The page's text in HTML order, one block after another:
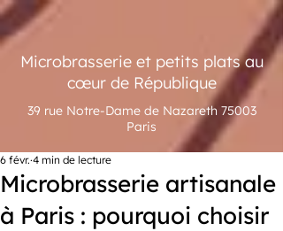
Microbrasserie et petits plats au
cœur de République
39 rue Notre-Dame de Nazareth 75003
Paris
Microbrasserie artisanale
à Paris : pourquoi choisir
6 févr. 4 min de lecture